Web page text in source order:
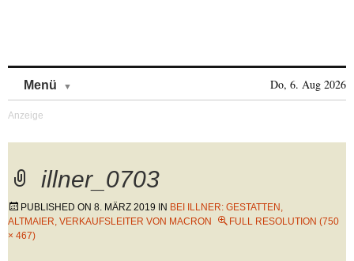
Menü Do, 6. Aug 2026
illner_0703
PUBLISHED ON 8. MÄRZ 2019 IN BEI ILLNER: GESTATTEN,
ALTMAIER, VERKAUFSLEITER VON MACRON
FULL RESOLUTION (750
× 467)